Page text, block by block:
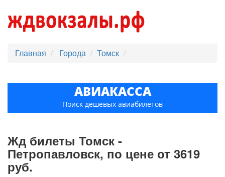
Главная Города Томск
АВИАКАССА
Поиск дешёвых авиабилетов
Жд билеты Томск -
Петропавловск, по цене от 3619
руб.